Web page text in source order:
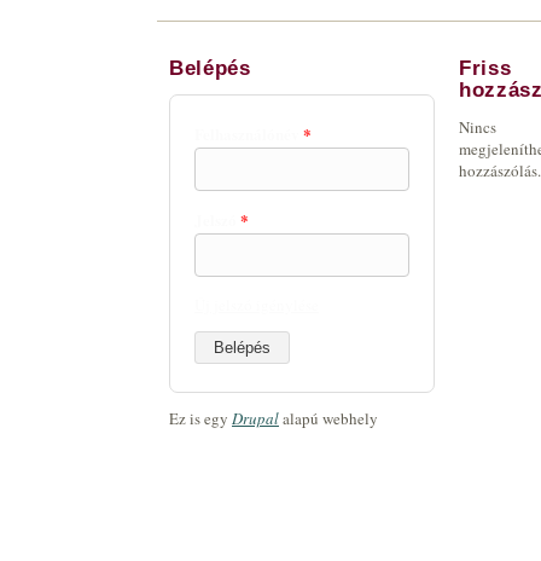
Belépés
*
*
Friss
Nincs
hozzászólás.
Ez is egy Drupalalapú webhely